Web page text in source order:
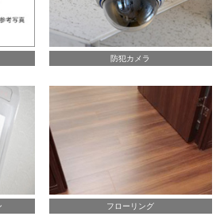
防犯カメラ
フローリング